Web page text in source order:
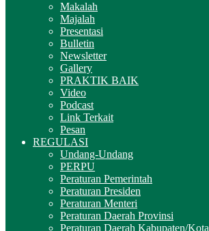
Makalah
Majalah
Presentasi
Bulletin
Newsletter
Gallery
PRAKTIK BAIK
Video
Podcast
Link Terkait
Pesan
REGULASI
Undang-Undang
PERPU
Peraturan Pemerintah
Peraturan Presiden
Peraturan Menteri
Peraturan Daerah Provinsi
Peraturan Daerah Kabupaten/Kota